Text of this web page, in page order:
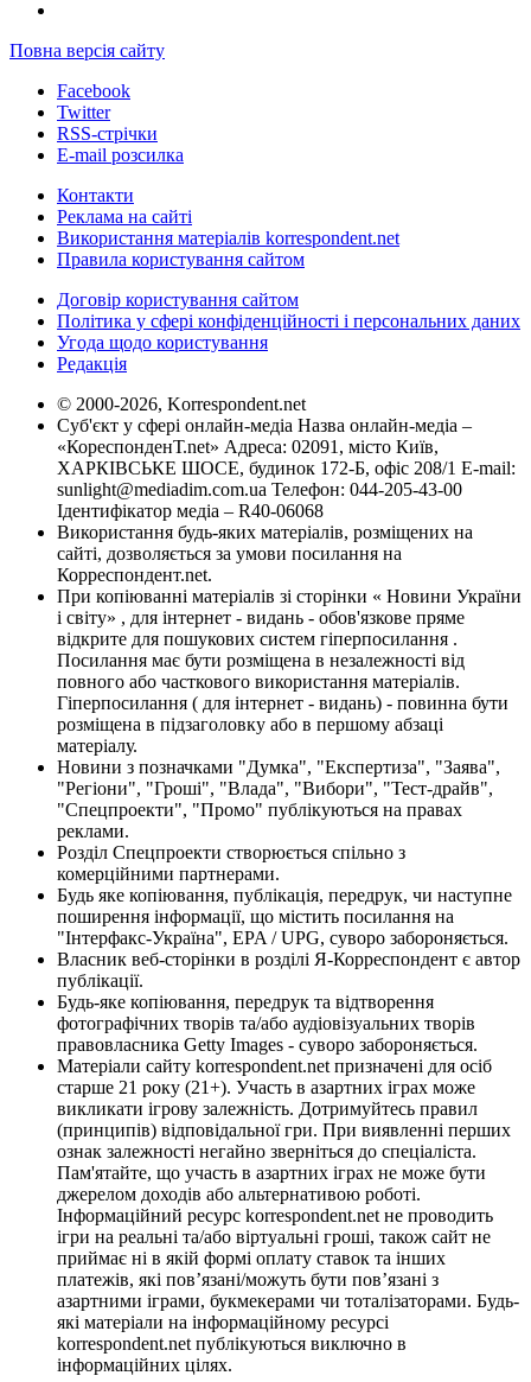
Повна версія сайту
Facebook
Twitter
RSS-стрічки
E-mail розсилка
Контакти
Реклама на сайті
Використання матеріалів korrespondent.net
Правила користування сайтом
Договір користування сайтом
Політика у сфері конфіденційності і персональних даних
Угода щодо користування
Редакція
© 2000-2026, Korrespondent.net
Суб'єкт у сфері онлайн-медіа Назва онлайн-медіа –
«КореспонденТ.net» Адреса: 02091, місто Київ,
ХАРКІВСЬКЕ ШОСЕ, будинок 172-Б, офіс 208/1 E-mail:
sunlight@mediadim.com.ua Телефон: 044-205-43-00
Ідентифікатор медіа – R40-06068
Використання будь-яких матеріалів, розміщених на
сайті, дозволяється за умови посилання на
Корреспондент.net.
При копіюванні матеріалів зі сторінки « Новини України
і світу» , для інтернет - видань - обов'язкове пряме
відкрите для пошукових систем гіперпосилання .
Посилання має бути розміщена в незалежності від
повного або часткового використання матеріалів.
Гіперпосилання ( для інтернет - видань) - повинна бути
розміщена в підзаголовку або в першому абзаці
матеріалу.
Новини з позначками "Думка", "Експертиза", "Заява",
"Регіони", "Гроші", "Влада", "Вибори", "Тест-драйв",
"Спецпроекти", "Промо" публікуються на правах
реклами.
Розділ Спецпроекти створюється спільно з
комерційними партнерами.
Будь яке копіювання, публікація, передрук, чи наступне
поширення інформації, що містить посилання на
"Інтерфакс-Україна", EPA / UPG, суворо забороняється.
Власник веб-сторінки в розділі Я-Корреспондент є автор
публікації.
Будь-яке копіювання, передрук та відтворення
фотографічних творів та/або аудіовізуальних творів
правовласника Getty Images - суворо забороняється.
Матеріали сайту korrespondent.net призначені для осіб
старше 21 року (21+). Участь в азартних іграх може
викликати ігрову залежність. Дотримуйтесь правил
(принципів) відповідальної гри. При виявленні перших
ознак залежності негайно зверніться до спеціаліста.
Пам'ятайте, що участь в азартних іграх не може бути
джерелом доходів або альтернативою роботі.
Інформаційний ресурс korrespondent.net не проводить
ігри на реальні та/або віртуальні гроші, також сайт не
приймає ні в якій формі оплату ставок та інших
платежів, які пов’язані/можуть бути пов’язані з
азартними іграми, букмекерами чи тоталізаторами. Будь-
які матеріали на інформаційному ресурсі
korrespondent.net публікуються виключно в
інформаційних цілях.